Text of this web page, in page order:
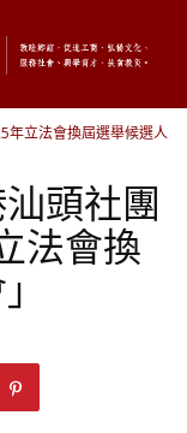
年立法會換屆選舉候選人
頭社團
法會換